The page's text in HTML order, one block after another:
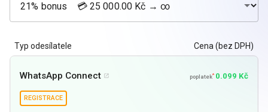
Typ odesílatele Cena (bez DPH)
WhatsApp Connect  poplatek* 0.099 Kč
REGISTRACE